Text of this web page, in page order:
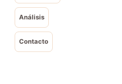
Análisis
Contacto